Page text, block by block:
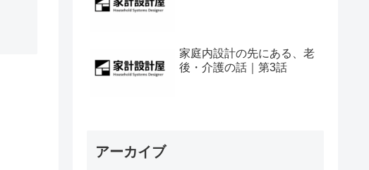
家庭内設計の先にある、老
後・介護の話｜第3話
アーカイブ